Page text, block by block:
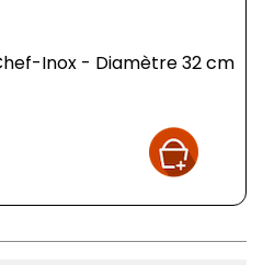
Inox - Diamètre 32 cm